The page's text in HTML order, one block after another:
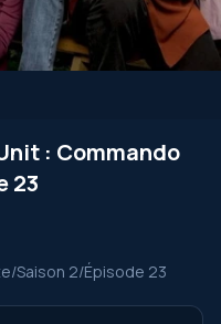
: Commando
23
/Saison 2/Épisode 23